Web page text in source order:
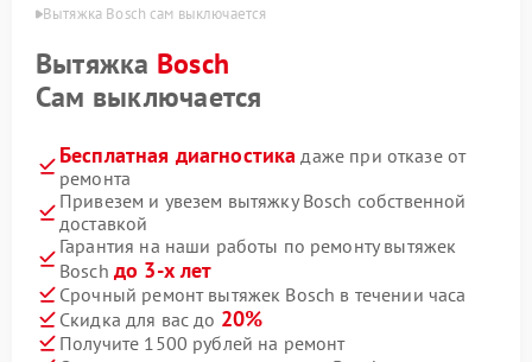
Вытяжка Bosch сам выключается
Вытяжка Bosch
Сам выключается
Бесплатная диагностика даже при отказе от
ремонта
Привезем и увезем вытяжку Bosch собственной
доставкой
Гарантия на наши работы по ремонту вытяжек
Bosch до 3-х лет
Срочный ремонт вытяжек Bosch в течении часа
Скидка для вас до 20%
Получите 1500 рублей на ремонт